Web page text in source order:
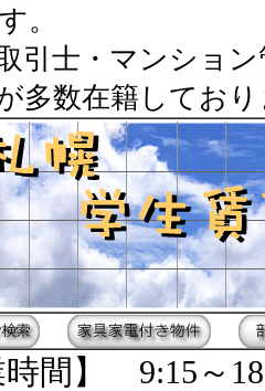
。
引士・マンショ
多数在籍してお
時間】 9:15～